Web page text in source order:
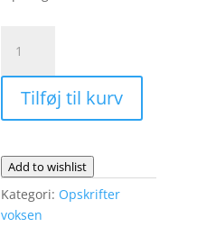
Sweater
Man
fysisk
antal
Tilføj til kurv
Add to wishlist
Kategori: Opskrifter
voksen